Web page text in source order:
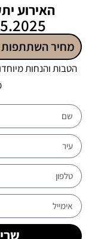
האירוע
• 10:00- 14:00
מחיר השתתפות – 250 ₪ כולל
הטבות והנחות